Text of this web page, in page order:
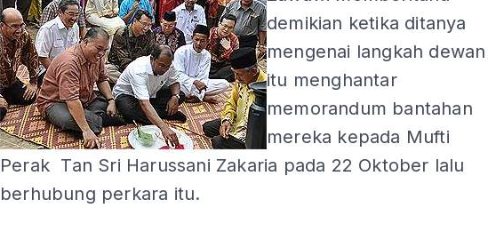
demikian ketika ditanya
mengenai langkah dewan
itu menghantar
memorandum bantahan
mereka kepada Mufti
Perak Tan Sri Harussani Zakaria pada 22 Oktober lalu
berhubung perkara itu.